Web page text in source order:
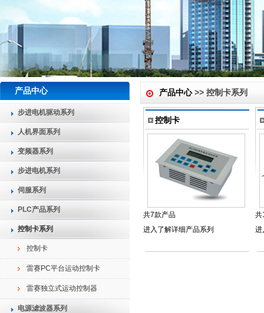
产品中心
步进电机驱动系列
人机界面系列
变频器系列
步进电机系列
伺服系列
PLC产品系列
控制卡系列
控制卡
雷赛PC平台运动控制卡
雷赛独立式运动控制器
电源滤波器系列
产品中心>> 控制卡系列
控制卡
共7款产品
进入了解详细产品系列
共
进